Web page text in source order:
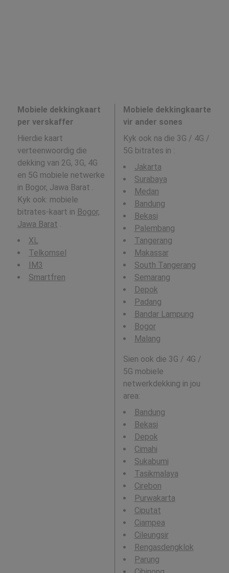
Mobiele dekkingkaart
per verskaffer
Hierdie kaart
verteenwoordig die
dekking van 2G, 3G, 4G
en 5G mobiele netwerke
in Bogor, Jawa Barat .
Kyk ook: mobiele
bitrates-kaart in Bogor,
Jawa Barat .
XL
Telkomsel
IM3
Smartfren
Mobiele dekkingkaarte
vir ander sones
Kyk ook na die 3G / 4G /
5G bitrates in :
Jakarta
Surabaya
Medan
Bandung
Bekasi
Palembang
Tangerang
Makassar
South Tangerang
Semarang
Depok
Padang
Bandar Lampung
Bogor
Malang
Sien ook die 3G / 4G /
5G mobiele
netwerkdekking in jou
area:
Bandung
Bekasi
Depok
Cimahi
Sukabumi
Tasikmalaya
Cirebon
Purwakarta
Ciputat
Ciampea
Cileungsir
Rengasdengklok
Parung